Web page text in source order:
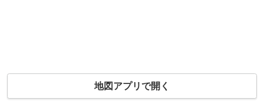
地図アプリで開く